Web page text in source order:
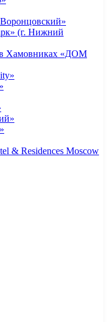
(г. Нижний
Хамовниках «ДОМ
& Residences Moscow